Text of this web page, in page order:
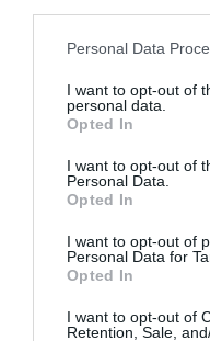
Please note that this
not limited to your visit
grant or deny consent to
use your data for below
consent section.
Personal Data
I want to opt-out of
personal data.
Opted In
I want to opt-out of
Personal Data.
Opted In
I want to opt-out of
Personal Data for
Opted In
I want to opt-out of
Retention, Sale,
Ezenkívül az Egyesült
területen találnak
meg az afganisztáni
tartózkodó magas rangú
mozgalma fel akarja újítani
tárgyalásokat, amelyek
Egyesült Államok tartja
jelentette a japán hivatalos
Din Mohammad, a tálibok
részt, amelyet egy helyi